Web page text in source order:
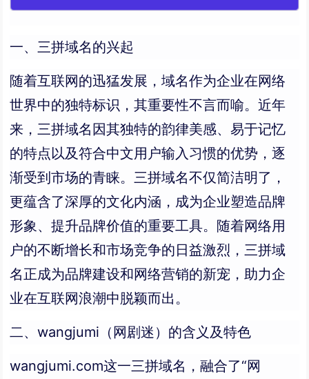
一、三拼域名的兴起
随着互联网的迅猛发展，域名作为企业在网络
世界中的独特标识，其重要性不言而喻。近年
来，三拼域名因其独特的韵律美感、易于记忆
的特点以及符合中文用户输入习惯的优势，逐
渐受到市场的青睐。三拼域名不仅简洁明了，
更蕴含了深厚的文化内涵，成为企业塑造品牌
形象、提升品牌价值的重要工具。随着网络用
户的不断增长和市场竞争的日益激烈，三拼域
名正成为品牌建设和网络营销的新宠，助力企
业在互联网浪潮中脱颖而出。
二、wangjumi（网剧迷）的含义及特色
wangjumi.com这一三拼域名，融合了“网